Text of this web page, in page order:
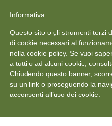
+39 011 18867102
Aceper
Vedi: Protezione dei dati
Informativa
Questo sito o gli strumenti terzi
di cookie necessari al
nella cookie policy. Se vuoi
a tutti o ad alcuni cookie,
Chiudendo questo banner,
su un link o proseguendo la
acconsenti all’uso dei cookie.